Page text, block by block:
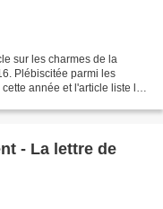
sur les charmes de la
Plébiscitée parmi les
année et l'article liste les
de